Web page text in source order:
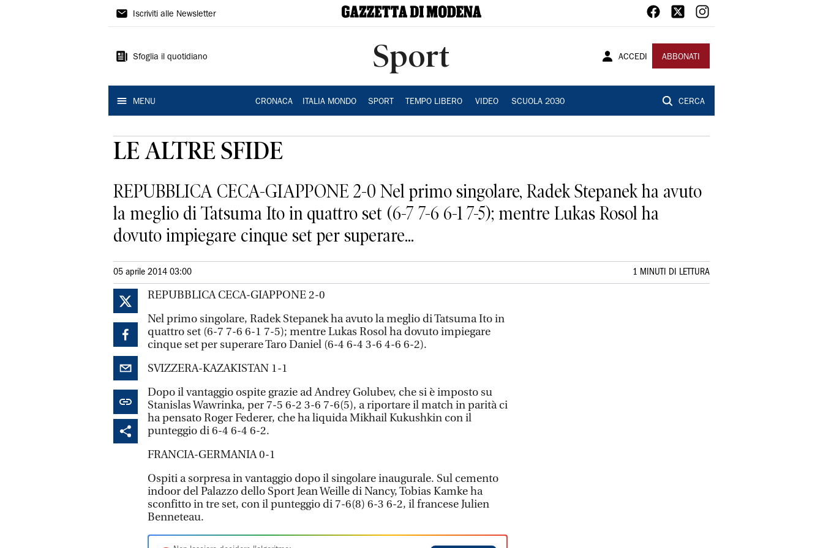
Gazzetta
Modena
Iscriviti alle Newsletter
Sfoglia il quotidiano Sport ACCEDI ABBONATI
MENU CRONACA ITALIA MONDO SPORT TEMPO LIBERO VIDEO SCUOLA 2030 CERCA
LE ALTRE SFIDE
REPUBBLICA CECA-GIAPPONE 2-0 Nel primo singolare, Radek Stepanek ha avuto
la meglio di Tatsuma Ito in quattro set (6-7 7-6 6-1 7-5); mentre Lukas Rosol ha
dovuto impiegare cinque set per superare...
05 aprile 2014 03:00 1 MINUTI DI LETTURA
REPUBBLICA CECA-GIAPPONE 2-0
Nel primo singolare, Radek Stepanek ha avuto la meglio di Tatsuma Ito in
quattro set (6-7 7-6 6-1 7-5); mentre Lukas Rosol ha dovuto impiegare
cinque set per superare Taro Daniel (6-4 6-4 3-6 4-6 6-2).
SVIZZERA-KAZAKISTAN 1-1
Dopo il vantaggio ospite grazie ad Andrey Golubev, che si è imposto su
Stanislas Wawrinka, per 7-5 6-2 3-6 7-6(5), a riportare il match in parità ci
ha pensato Roger Federer, che ha liquida Mikhail Kukushkin con il
punteggio di 6-4 6-4 6-2.
FRANCIA-GERMANIA 0-1
Ospiti a sorpresa in vantaggio dopo il singolare inaugurale. Sul cemento
indoor del Palazzo dello Sport Jean Weille di Nancy, Tobias Kamke ha
sconfitto in tre set, con il punteggio di 7-6(8) 6-3 6-2, il francese Julien
Benneteau.